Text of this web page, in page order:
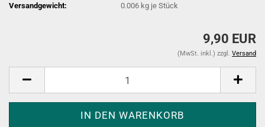
Versandgewicht:
0.006 kg je Stück
9,90 EUR
(MwSt. inkl.) zzgl. Versand